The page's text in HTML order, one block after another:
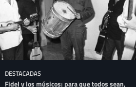
DESTACADAS
Fidel y los músicos: para que todos sean,